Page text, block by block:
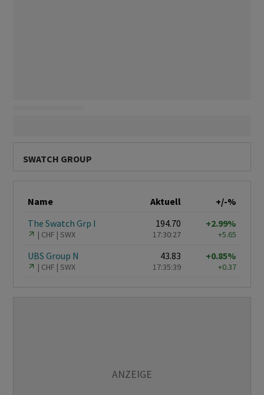
SWATCH GROUP
Name Aktuell
+/-%
The Swatch Grp I
CHF SWX
194.70
17:30:27
+2.99%
+5.65
UBS Group N
CHF SWX
43.83
17:35:39
+0.85%
+0.37